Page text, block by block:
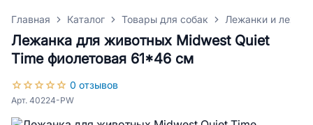
Главная Каталог Товары для собак Лежанки и
Лежанка для животных Midwest Quiet
Time фиолетовая 61*46 см
0 отзывов
Арт. 40224-PW